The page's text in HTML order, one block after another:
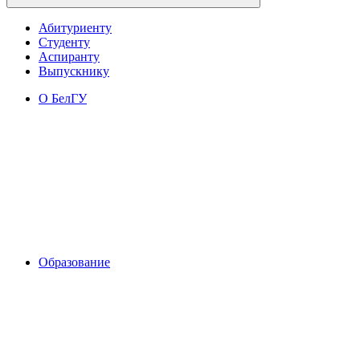
Абитуриенту
Студенту
Аспиранту
Выпускнику
О БелГУ
Образование